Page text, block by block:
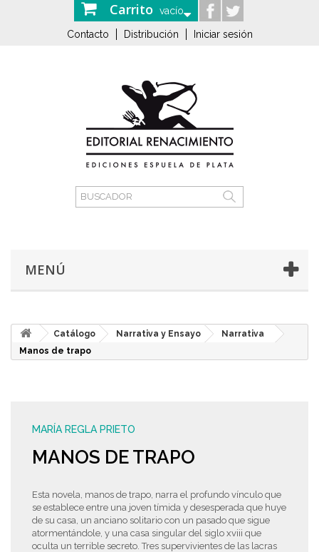
Carrito vacío
Contacto Distribución Iniciar sesión
MENÚ
Catálogo Narrativa y Ensayo
Narrativa
Manos de trapo
MARÍA REGLA PRIETO
MANOS DE TRAPO
Esta novela, manos de trapo, narra el profundo vínculo que
se establece entre una joven tímida y desesperada que huye
de su casa, un anciano solitario con un pasado que sigue
atormentándole, y una casa singular del siglo xviii que
oculta un terrible secreto. Tres supervivientes de las lacras